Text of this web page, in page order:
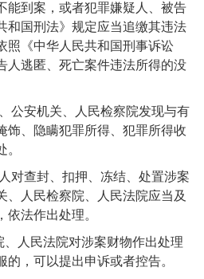
能到案，或者犯罪嫌疑人、被告
和国刑法》规定应当追缴其违法
照《中华人民共和国刑事诉讼
人逃匿、死亡案件违法所得的没
公安机关、人民检察院发现与有
饰、隐瞒犯罪所得、犯罪所得收
对查封、扣押、冻结、处置涉案
、人民检察院、人民法院应当及
法作出处理。
人民法院对涉案财物作出处理
，可以提出申诉或者控告。